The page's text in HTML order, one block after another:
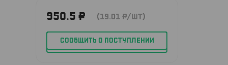
950.5 ₽ (19.01 ₽/ШТ)
СООБЩИТЬ О ПОСТУПЛЕНИИ